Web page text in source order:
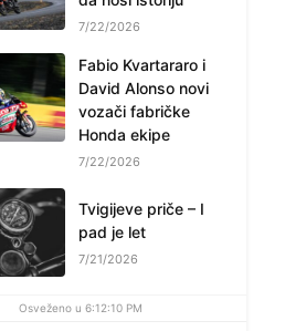
7/22/2026
Fabio Kvartararo i
David Alonso novi
vozači fabričke
Honda ekipe
7/22/2026
Tvigijeve priče – I
pad je let
7/21/2026
Osveženo u 6:12:10 PM